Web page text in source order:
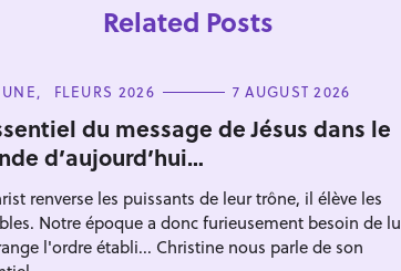
Related Posts
FLEURS 2026 7 AUGUST 2026
du message de Jésus dans le
d’aujourd’hui…
renverse les puissants de leur trône, il élève les
Notre époque a donc furieusement besoin de
l'ordre établi... Christine nous parle de son